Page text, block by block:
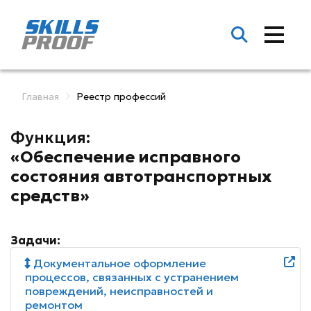
Главная Реестр профессий
Функция:
«Обеспечение исправного
состояния автотранспортных
средств»
Задачи:
Документальное оформление
процессов, связанных с устранением
повреждений, неисправностей и
ремонтом